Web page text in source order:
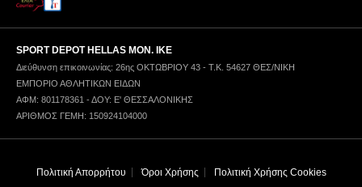
SPORT DEPOT HELLAS ΜΟΝ. ΙΚΕ
Διεύθυνση επικοινωνίας: 26ης ΟΚΤΩΒΡΙΟΥ 43 - Τ.Κ. 54627 ΘΕΣ/ΝΙΚΗ
ΕΜΠΟΡΙΟ ΑΘΛΗΤΙΚΩΝ ΕΙΔΩΝ
ΑΦΜ: 801178361 - ΔΟΥ: Ε' ΘΕΣΣΑΛΟΝΙΚΗΣ
ΑΡΙΘΜΟΣ ΓΕΜΗ: 150924104000
Πολιτική Απορρήτου Όροι Χρήσης Πολιτική Χρήσης Cookies